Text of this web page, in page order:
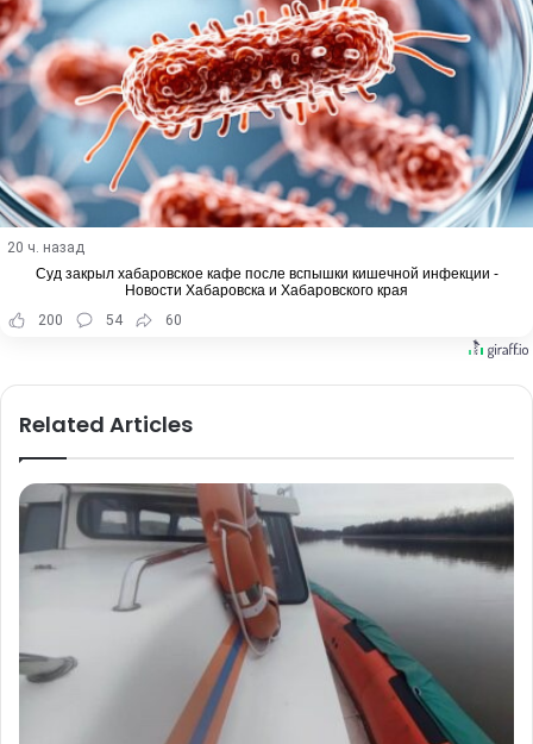
20 ч. назад
Суд закрыл хабаровское кафе после вспышки кишечной инфекции -
Новости Хабаровска и Хабаровского края
200
54 60
Related Articles